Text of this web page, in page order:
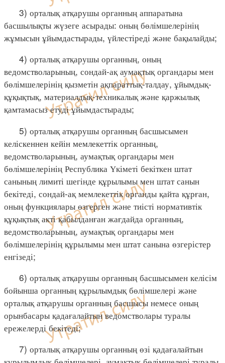
3) орталық атқарушы органның аппаратына
басшылықты жүзеге асырады: оның бөлімшелерінің
жұмысын ұйымдастырады, үйлестіреді және бақылайды;
4) орталық атқарушы органның, оның
ведомстволарының, сондай-ақ аумақтық органдары мен
бөлімшелерінің қызметін ақпараттық-талдау, ұйымдық-
құқықтық, материалдық-техникалық және қаржылық
қамтамасыз етуді ұйымдастырады;
5) орталық атқарушы органның басшысымен
келіскеннен кейін мемлекеттік органның,
ведомстволарының, аумақтық органдары мен
бөлімшелерінің Республика Үкіметі бекіткен штат
санының лимиті шегінде құрылымы мен штат санын
бекітеді, сондай-ақ мемлекеттік органды қайта құрған,
оның функциялары өзгерген және тиісті нормативтік
құқықтық акті қабылданған жағдайда органның,
ведомстволарының, аумақтық органдары мен
бөлімшелерінің құрылымы мен штат санына өзгерістер
енгізеді;
6) орталық атқарушы органның басшысымен келісім
бойынша органның құрылымдық бөлімшелері және
орталық атқарушы органның басшысы немесе оның
орынбасары қадағалайтын ведомстволары туралы
ережелерді бекітеді;
7) орталық атқарушы органның өзі қадағалайтын